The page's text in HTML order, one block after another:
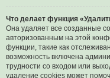
Что делает функция
Она удаляет все созданные
авторизованным на этой
функции, такие как
возможность включена
трудности со входом или
удаление cookies может